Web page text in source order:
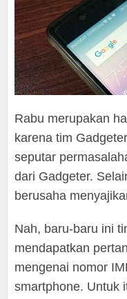
Rabu merupakan
karena tim
seputar
dari Gadgeter.
berusaha
Nah, baru-baru ini
mendapatkan
mengenai nomor
smartphone. Untuk